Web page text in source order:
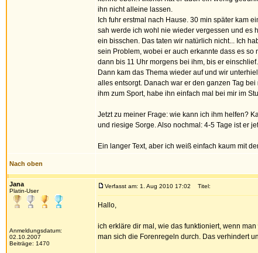
ihn nicht alleine lassen.
Ich fuhr erstmal nach Hause. 30 min später kam
sah werde ich wohl nie wieder vergessen und es
ein bisschen. Das taten wir natürlich nicht... Ich
sein Problem, wobei er auch erkannte dass es
dann bis 11 Uhr morgens bei ihm, bis er
Dann kam das Thema wieder auf und wir
alles entsorgt. Danach war er den ganzen Tag
ihm zum Sport, habe ihn einfach mal bei mir im
Jetzt zu meiner Frage: wie kann ich ihm helfen?
und riesige Sorge. Also nochmal: 4-5 Tage ist er
Ein langer Text, aber ich weiß einfach kaum mit
Nach oben
Jana
Platin-User
Anmeldungsdatum:
02.10.2007
Beiträge: 1470
Verfasst am: 1. Aug 2010 17:02 Titel:
Hallo,
ich erkläre dir mal, wie das funktioniert, wenn
man sich die Forenregeln durch. Das verhindert